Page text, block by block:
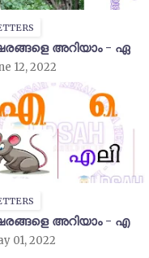
അക്ഷരങ്ങളെ അറിയാം - ഏ
12, 2022
അറിയാം - എ
01, 2022